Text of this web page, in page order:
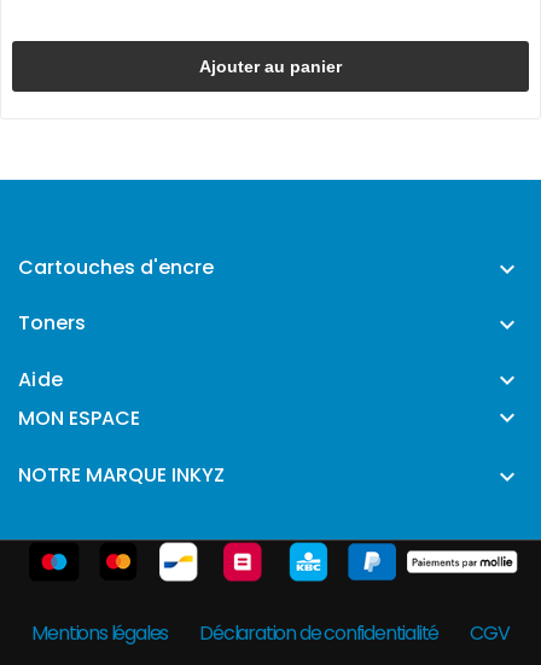
Ajouter au panier
Cartouches d'encre 
Toners 
Aide 
MON ESPACE 
NOTRE MARQUE INKYZ 
Mentions légales Déclaration de confidentialité CGV